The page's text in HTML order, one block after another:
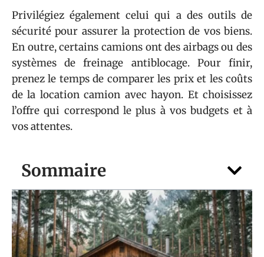
Sommaire
Privilégiez également celui qui a des outils de
sécurité pour assurer la protection de vos biens.
En outre, certains camions ont des airbags ou des
systèmes de freinage antiblocage. Pour finir,
prenez le temps de comparer les prix et les coûts
de la location camion avec hayon. Et choisissez
l’offre qui correspond le plus à vos budgets et à
vos attentes.